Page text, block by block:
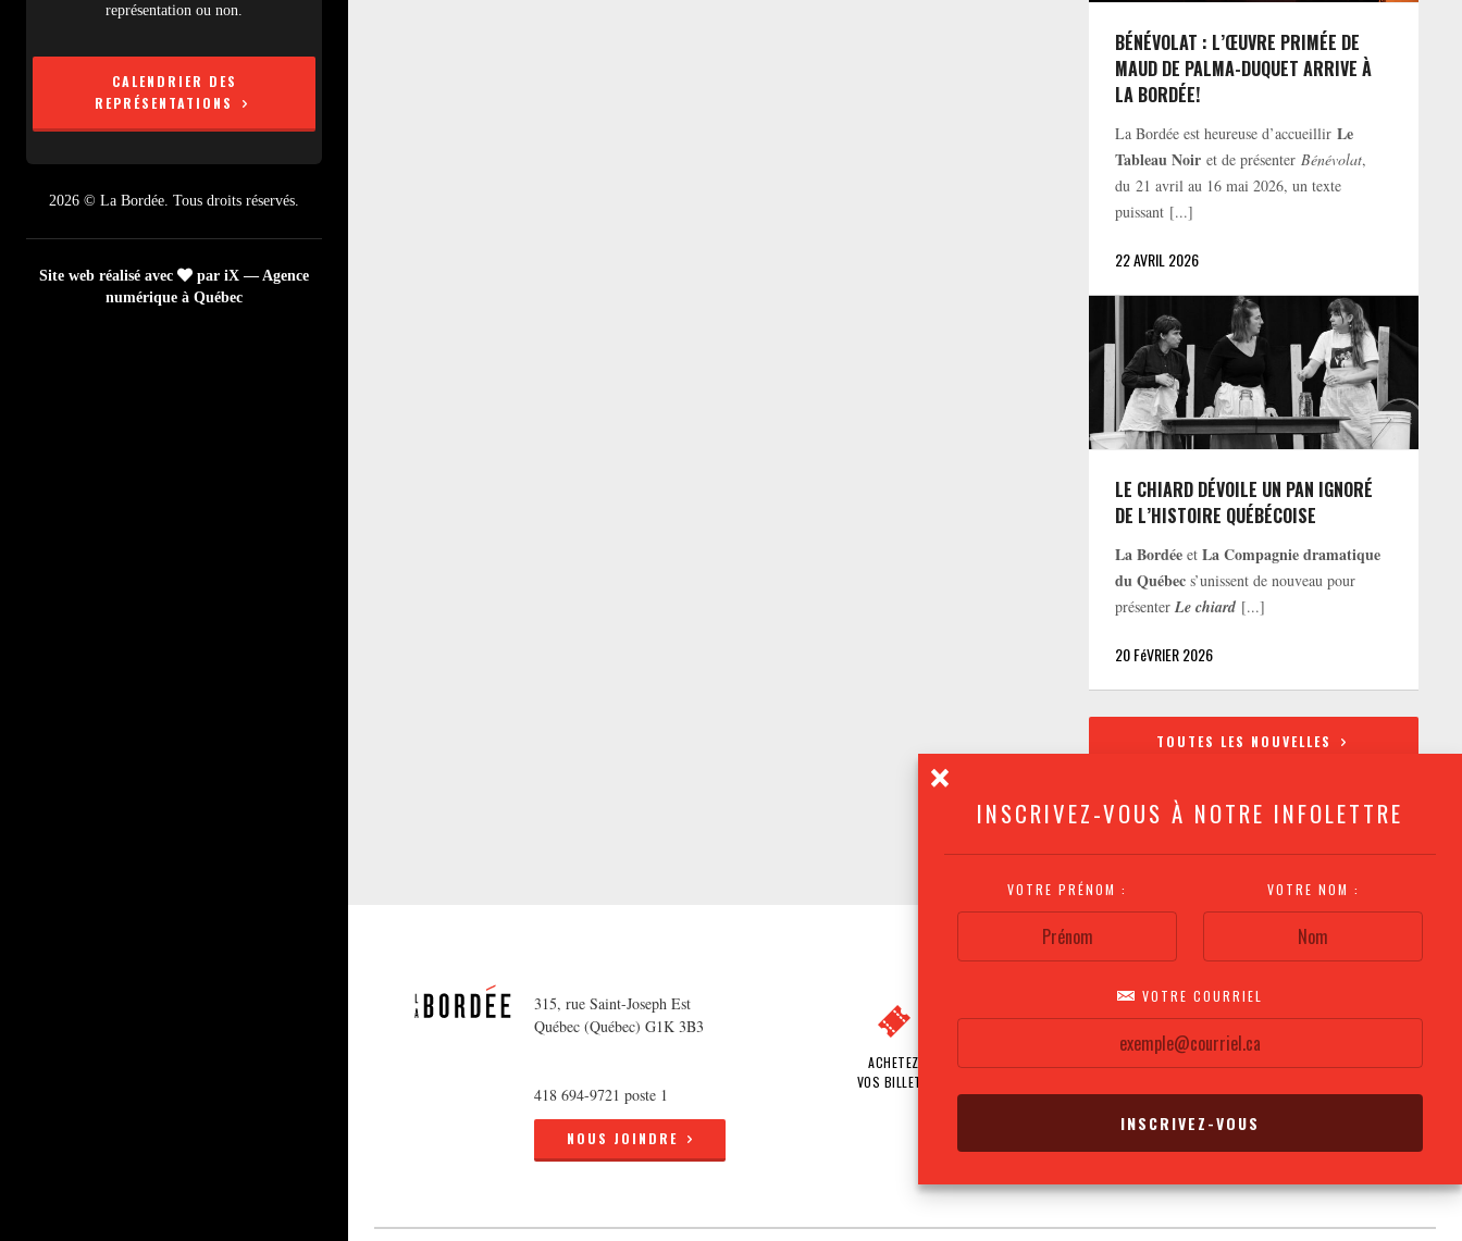
INSCRIVEZ-VOUS À NOTRE INFOLETTRE
VOTRE PRÉNOM : VOTRE NOM :
VOTRE COURRIEL
représentation ou non.
CALENDRIER DES
REPRÉSENTATIONS
2026 © La Bordée. Tous droits réservés.
Site web réalisé avec
par iX — Agence
numérique à Québec
BÉNÉVOLAT : L’ŒUVRE PRIMÉE DE
MAUD DE PALMA-DUQUET ARRIVE À
LA BORDÉE!
La Bordée est heureuse d’accueillirLe
Tableau Noir et de présenterBénévolat,
du 21 avril au 16 mai 2026, un texte
puissant [...]
22 AVRIL 2026
LE CHIARD DÉVOILE UN PAN IGNORÉ
DE L’HISTOIRE QUÉBÉCOISE
La Bordée etLa Compagnie dramatique
du Québec s’unissent de nouveau pour
présenterLe chiard [...]
20 FéVRIER 2026
TOUTES LES NOUVELLES
315, rue Saint-Joseph Est
Québec (Québec) G1K 3B3
418 694-9721 poste 1
NOUS JOINDRE
ACHETEZ
VOS BILLETS